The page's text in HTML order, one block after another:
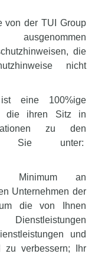
von der TUI Group
ausgenommen
die
nicht
eine 100%ige
die ihren Sitz in
zu den
Sie unter:
Minimum an
Unternehmen der
die von Ihnen
und
zu verbessern; Ihr